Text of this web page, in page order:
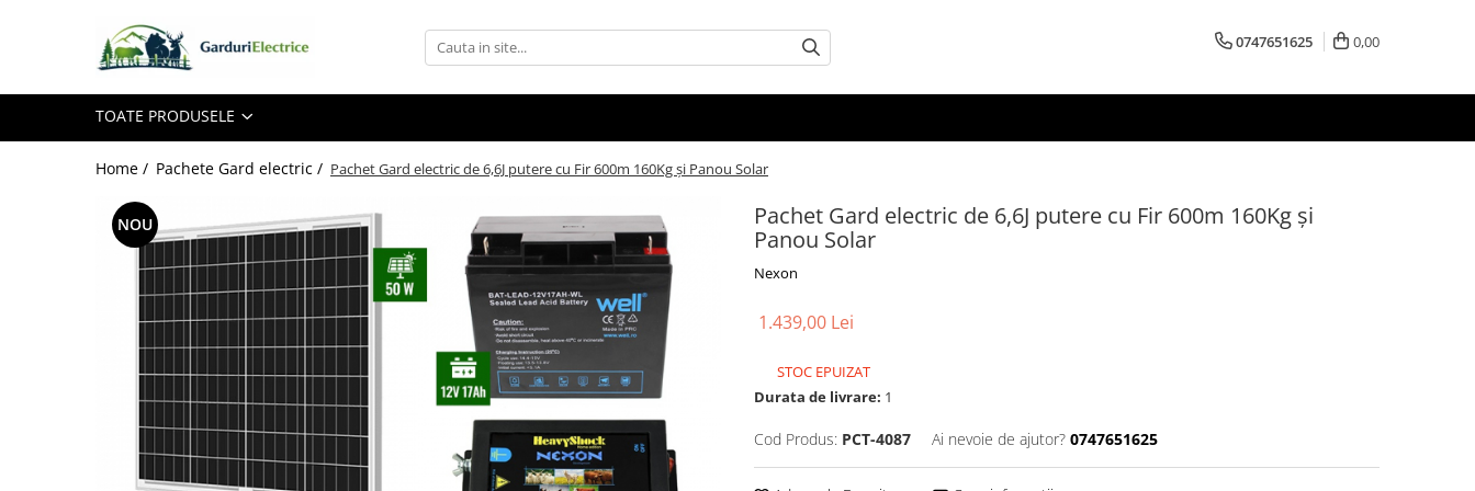
Toate Produsele
Impulsor - Generator Impulsuri -
Pulsator Gard Electric
NEXON BEASTSHOCK
NEXON HEAVYSHOCK
NEXON SRONGSHOCK
NEXON EASYSHOCK și PITISHOCK
Izolatori cu filet metric
0747651625 0,00
TOATE PRODUSELE
Home / Pachete Gard electric / Pachet Gard electric de 6,6J putere cu Fir 600m 160Kg și Panou Solar
Pachet Gard electric de 6,6J putere cu Fir 600m 160Kg și
Panou Solar
Nexon
NOU
1.439,00 Lei
STOC EPUIZAT
Durata de livrare: 1
Cod Produs: PCT-4087 Ai nevoie de ajutor? 0747651625